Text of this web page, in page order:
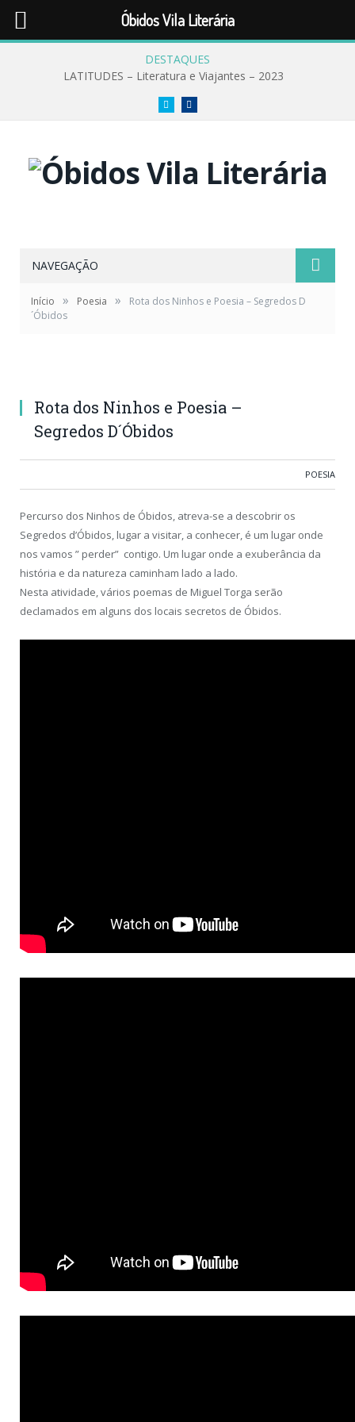
DESTAQUES
LATITUDES – Literatura e Viajantes – 2023
Twitter
NAVEGAÇÃO
Início » Poesia »
Rota dos Ninhos e Poesia – Segredos D
´Óbidos
Rota dos Ninhos e Poesia –
Segredos D´Óbidos
POESIA
Percurso dos Ninhos de Óbidos, atreva-se a descobrir os
Segredos d’Óbidos, lugar a visitar, a conhecer, é um lugar onde
nos vamos ” perder” contigo. Um lugar onde a exuberância da
história e da natureza caminham lado a lado.
Nesta atividade, vários poemas de Miguel Torga serão
declamados em alguns dos locais secretos de Óbidos.
Óbidos Vila Literária